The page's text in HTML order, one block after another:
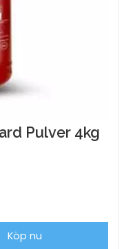
Pulver 4kg
Köp nu